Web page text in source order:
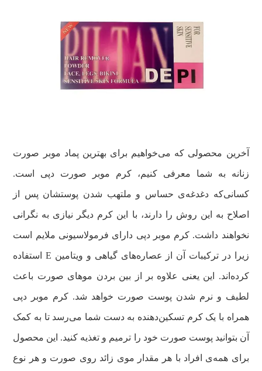
آخرین محصولی که می‌خواهیم برای بهترین پماد موبر صورت
زنانه به شما معرفی کنیم، کرم موبر صورت دپی است.
کسانی‌که دغدغه‌ی حساس و ملتهب شدن پوستشان پس از
اصلاح به این روش را دارند، با این کرم دیگر نیازی به نگرانی
نخواهند داشت. کرم موبر دپی دارای فرمولاسیونی ملایم است
زیرا در ترکیبات آن از عصاره‌های گیاهی و ویتامین E استفاده
کرده‌اند. این یعنی علاوه بر از بین بردن موهای صورت باعث
لطیف و نرم شدن پوست صورت خواهد شد. کرم موبر دپی
همراه با یک کرم تسکین‌دهنده به دست شما می‌رسد تا به کمک
آن بتوانید پوست صورت خود را ترمیم و تغذیه کنید. این محصول
برای همه‌ی افراد با هر مقدار موی زائد روی صورت و هر نوع